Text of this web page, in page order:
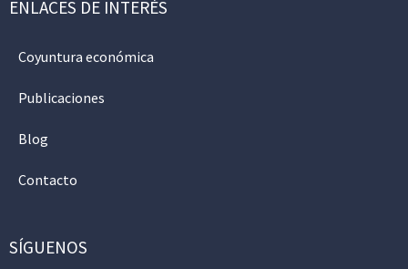
ENLACES DE INTERÉS
Coyuntura económica
Publicaciones
Blog
Contacto
SÍGUENOS